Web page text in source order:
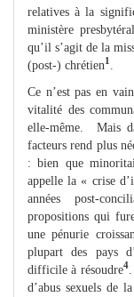
relatives à la
ministère
qu’il s’agit de la
(post-) chrétien1
Ce n’est pas en
vitalité des
elle-même. Mais
facteurs rend plus
: bien que
appelle la « crise
années post-
propositions qui
une pénurie
plupart des pays
difficile à résoudre4.
d’abus sexuels de